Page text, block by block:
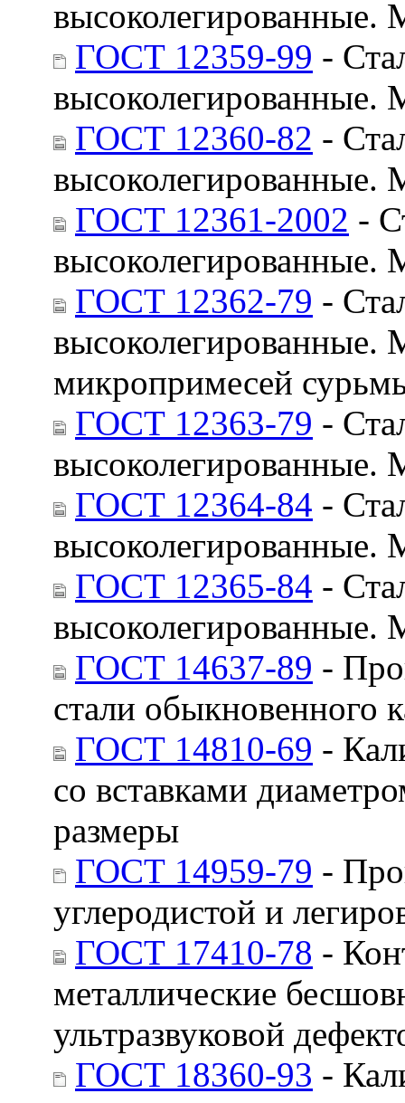
высоколегированные.
ГОСТ 12359-99 -
высоколегированные.
ГОСТ 12360-82 -
высоколегированные.
ГОСТ 12361-2002 -
высоколегированные.
ГОСТ 12362-79 -
высоколегированные.
микропримесей
ГОСТ 12363-79 -
высоколегированные.
ГОСТ 12364-84 -
высоколегированные.
ГОСТ 12365-84 -
высоколегированные.
ГОСТ 14637-89 -
стали обыкновенного
ГОСТ 14810-69 -
со вставками
размеры
ГОСТ 14959-79 -
углеродистой и
ГОСТ 17410-78 -
металлические
ультразвуковой
ГОСТ 18360-93 -